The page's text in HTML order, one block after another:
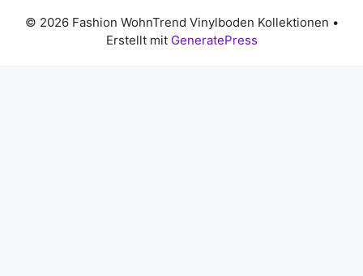
© 2026 Fashion WohnTrend Vinylboden Kollektionen •
Erstellt mit GeneratePress